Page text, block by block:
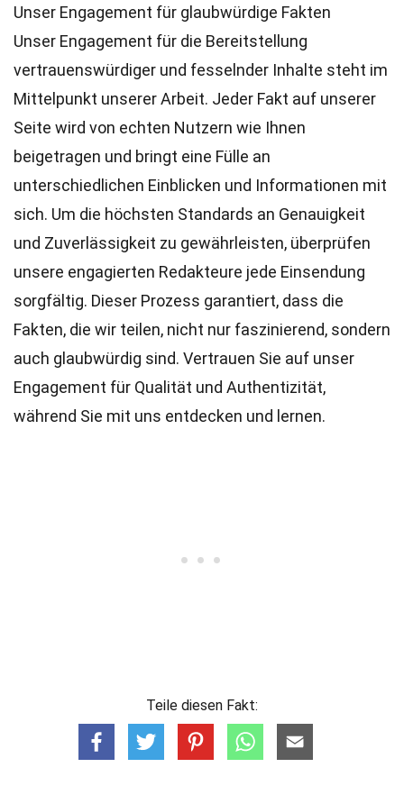
Unser Engagement für glaubwürdige Fakten
Unser Engagement für die Bereitstellung
vertrauenswürdiger und fesselnder Inhalte steht im
Mittelpunkt unserer Arbeit. Jeder Fakt auf unserer
Seite wird von echten Nutzern wie Ihnen
beigetragen und bringt eine Fülle an
unterschiedlichen Einblicken und Informationen mit
sich. Um die höchsten Standards an Genauigkeit
und Zuverlässigkeit zu gewährleisten, überprüfen
unsere engagierten Redakteure jede Einsendung
sorgfältig. Dieser Prozess garantiert, dass die
Fakten, die wir teilen, nicht nur faszinierend, sondern
auch glaubwürdig sind. Vertrauen Sie auf unser
Engagement für Qualität und Authentizität,
während Sie mit uns entdecken und lernen.
Teile diesen Fakt: